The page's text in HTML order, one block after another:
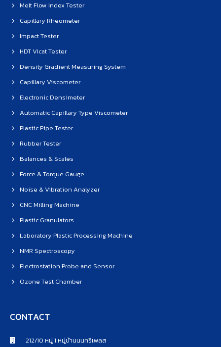
Melt Flow Index Tester
Capillary Rheometer
Impact Tester
HDT Vicat Tester
Density Gradient Measuring System
Capillary Viscometer
Electronic Densimeter
Automatic Capillary Type Viscometer
Plastic Pipe Tester
Rubber Tester
Balances & Scales
Force & Torque Gauge
Noise & Vibration Analyzer
CNC Milling Machine
Plastic Granulators
Laboratory Plastic Processing Machine
NMR Spectroscopy
Electrostation Probe and Sensor
Ozone Test Chamber
CONTACT
212/10 หมู่ 1 หมู่บ้านนนทรีเพลส